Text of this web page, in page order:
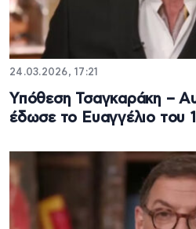
24.03.2026, 17:21
Υπόθεση Τσαγκαράκη –
έδωσε το Ευαγγέλιο του